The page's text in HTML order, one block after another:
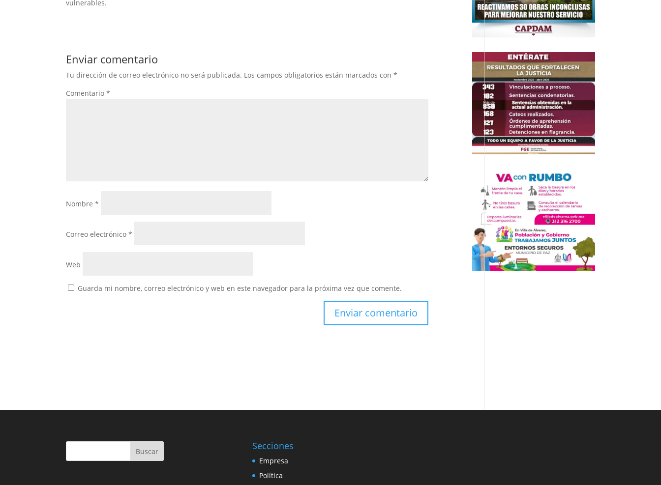
vulnerables.
Enviar comentario
Tu dirección de correo electrónico no será publicada. Los campos obligatorios están marcados con*
Comentario*
Nombre*
Correo electrónico*
Web
Guarda mi nombre, correo electrónico y web en este navegador para la próxima vez que comente.
Buscar Secciones
Empresa
Política